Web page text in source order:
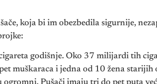
koja bi im obezbedila sigurnije,
godišnje. Oko 37 milijardi tih
muškaraca i jedna od 10 žena starijih